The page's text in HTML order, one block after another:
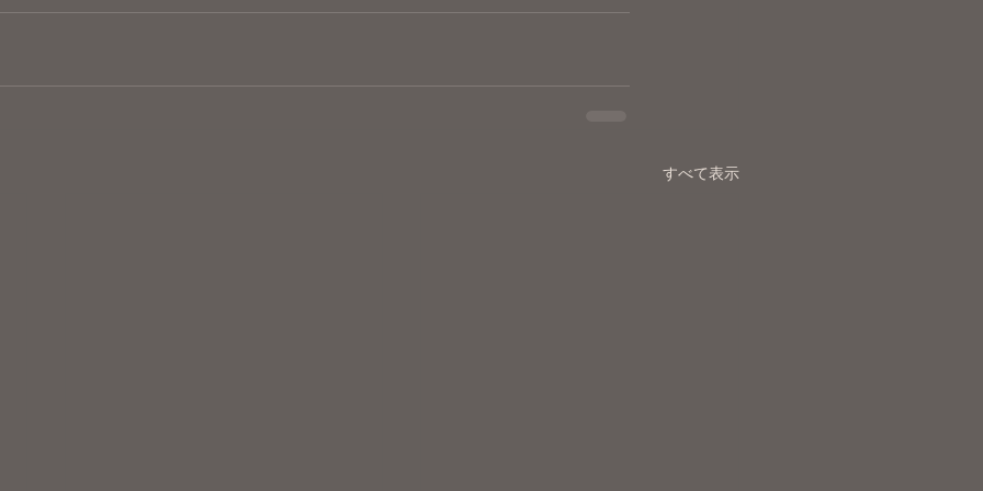
すべて表示